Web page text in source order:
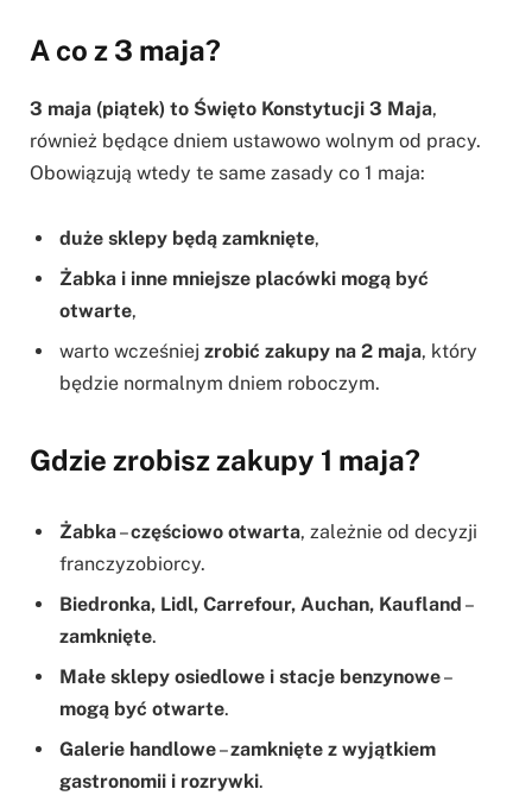
A co z 3 maja?
3 maja (piątek) to Święto Konstytucji 3 Maja,
również będące dniem ustawowo wolnym od pracy.
Obowiązują wtedy te same zasady co 1 maja:
duże sklepy będą zamknięte,
Żabka i inne mniejsze placówki mogą być
otwarte,
warto wcześniej zrobić zakupy na 2 maja, który
będzie normalnym dniem roboczym.
Gdzie zrobisz zakupy 1 maja?
Żabka–częściowo otwarta, zależnie od decyzji
franczyzobiorcy.
Biedronka, Lidl, Carrefour, Auchan, Kaufland –
zamknięte.
Małe sklepy osiedlowe i stacje benzynowe–
mogą być otwarte.
Galerie handlowe–zamknięte z wyjątkiem
gastronomii i rozrywki.